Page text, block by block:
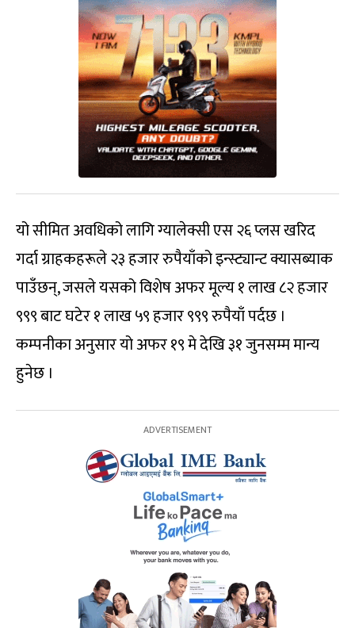
यो सीमित अवधिको लागि ग्यालेक्सी एस २६ प्लस खरिद
गर्दा ग्राहकहरूले २३ हजार रुपैयाँको इन्स्ट्यान्ट क्यासब्याक
पाउँछन्, जसले यसको विशेष अफर मूल्य १ लाख ८२ हजार
९९९ बाट घटेर १ लाख ५९ हजार ९९९ रुपैयाँ पर्दछ ।
कम्पनीका अनुसार यो अफर १९ मे देखि ३१ जुनसम्म मान्य
हुनेछ ।